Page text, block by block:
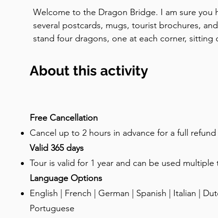
Welcome to the Dragon Bridge. I am sure you
several postcards, mugs, tourist brochures,
stand four dragons, one at each corner,
hundred years ago, in honour of the fortieth
Habsburg Emperor Franz Joseph. It was
a Ljubljana bridge? And you can also see it on
and local license plates. The reason is a legend
way. According to the old story, the Greek
quest for the Golden Fleece with his
the way to the marshes near here. There, at
encountered and killed a fearsome dragon.
symbol. Whether or not the Argonauts actually
mythology. But the legend was already being
About this activity
Free Cancellation
Cancel up to 2 hours in advance for a full refund
Valid 365 days
Tour is valid for 1 year and can be used multiple
Language Options
English | French | German | Spanish | Italian |
Portuguese